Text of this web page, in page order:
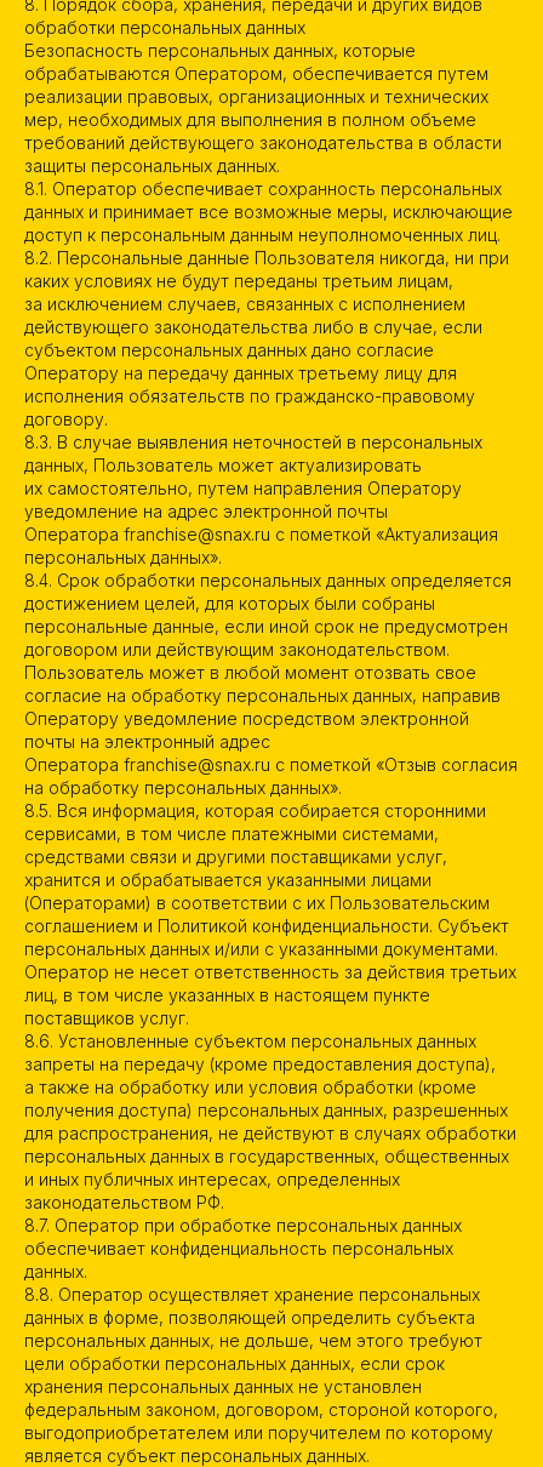
8. Порядок сбора, хранения, передачи и других видов
обработки персональных данных
Безопасность персональных данных, которые
обрабатываются Оператором, обеспечивается путем
реализации правовых, организационных и технических
мер, необходимых для выполнения в полном объеме
требований действующего законодательства в области
защиты персональных данных.
8.1. Оператор обеспечивает сохранность персональных
данных и принимает все возможные меры, исключающие
доступ к персональным данным неуполномоченных лиц.
8.2. Персональные данные Пользователя никогда, ни при
каких условиях не будут переданы третьим лицам,
за исключением случаев, связанных с исполнением
действующего законодательства либо в случае, если
субъектом персональных данных дано согласие
Оператору на передачу данных третьему лицу для
исполнения обязательств по гражданско-правовому
договору.
8.3. В случае выявления неточностей в персональных
данных, Пользователь может актуализировать
их самостоятельно, путем направления Оператору
уведомление на адрес электронной почты
Оператора franchise@snax.ru с пометкой «Актуализация
персональных данных».
8.4. Срок обработки персональных данных определяется
достижением целей, для которых были собраны
персональные данные, если иной срок не предусмотрен
договором или действующим законодательством.
Пользователь может в любой момент отозвать свое
согласие на обработку персональных данных, направив
Оператору уведомление посредством электронной
почты на электронный адрес
Оператора franchise@snax.ru с пометкой «Отзыв согласия
на обработку персональных данных».
8.5. Вся информация, которая собирается сторонними
сервисами, в том числе платежными системами,
средствами связи и другими поставщиками услуг,
хранится и обрабатывается указанными лицами
(Операторами) в соответствии с их Пользовательским
соглашением и Политикой конфиденциальности. Субъект
персональных данных и/или с указанными документами.
Оператор не несет ответственность за действия третьих
лиц, в том числе указанных в настоящем пункте
поставщиков услуг.
8.6. Установленные субъектом персональных данных
запреты на передачу (кроме предоставления доступа),
а также на обработку или условия обработки (кроме
получения доступа) персональных данных, разрешенных
для распространения, не действуют в случаях обработки
персональных данных в государственных, общественных
и иных публичных интересах, определенных
законодательством РФ.
8.7. Оператор при обработке персональных данных
обеспечивает конфиденциальность персональных
данных.
8.8. Оператор осуществляет хранение персональных
данных в форме, позволяющей определить субъекта
персональных данных, не дольше, чем этого требуют
цели обработки персональных данных, если срок
хранения персональных данных не установлен
федеральным законом, договором, стороной которого,
выгодоприобретателем или поручителем по которому
является субъект персональных данных.
ТЕЛЕФОН
+7 (964) 787-17-99
ПОЧТА
FRANCHISE@SNAX.RU
МЫ НАХОДИМСЯ
Г. ВЛАДИВОСТОК,
УЛ. АРСЕНЬЕВА 2А
Г. МОСКВА,
ЛЕНИНГРАДСКИЙ
ПРОСПЕКТ, Д. 36 СТР. 30,
ПОМ. 123